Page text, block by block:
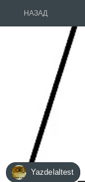
НАЗАД
Yazdelaltest